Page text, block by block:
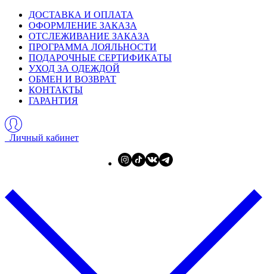
ДОСТАВКА И ОПЛАТА
ОФОРМЛЕНИЕ ЗАКАЗА
ОТСЛЕЖИВАНИЕ ЗАКАЗА
ПРОГРАММА ЛОЯЛЬНОСТИ
ПОДАРОЧНЫЕ СЕРТИФИКАТЫ
УХОД ЗА ОДЕЖДОЙ
ОБМЕН И ВОЗВРАТ
КОНТАКТЫ
ГАРАНТИЯ
Личный кабинет